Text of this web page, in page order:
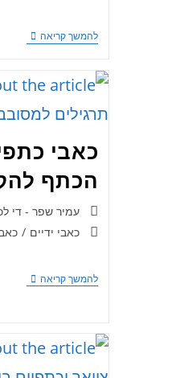
להמשך קריאה
כאבי
הכתף
עמיר שפר - די
כאבי ידיים /
להמשך קריאה